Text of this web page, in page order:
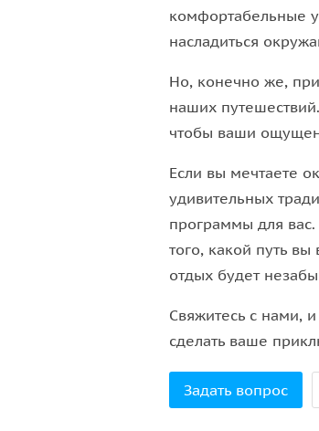
комфортабельные
насладиться
Но, конечно же,
наших
чтобы ваши
Если вы мечтаете
удивительных
программы для вас.
того, какой путь
отдых будет
Свяжитесь с нами,
сделать ваше
Задать вопрос